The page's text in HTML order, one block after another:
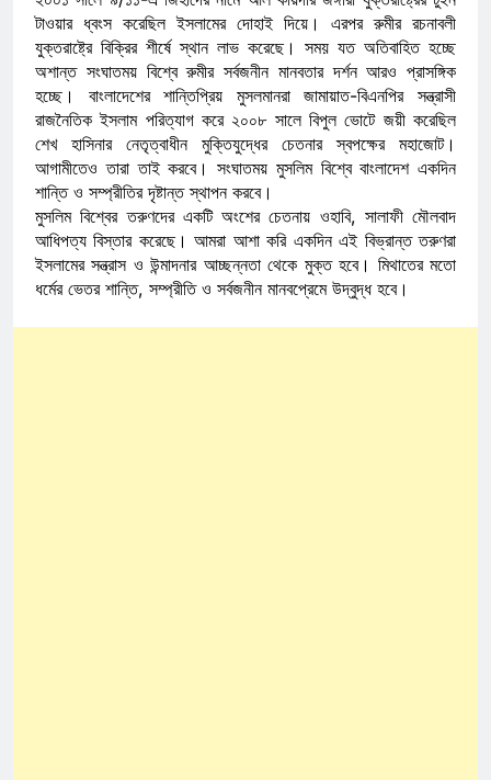
টাওয়ার ধ্বংস করেছিল ইসলামের দোহাই দিয়ে। এরপর রুমীর রচনাবলী
যুক্তরাষ্ট্রে বিক্রির শীর্ষে স্থান লাভ করেছে। সময় যত অতিবাহিত হচ্ছে
অশান্ত সংঘাতময় বিশ্বে রুমীর সর্বজনীন মানবতার দর্শন আরও প্রাসঙ্গিক
হচ্ছে। বাংলাদেশের শান্তিপ্রিয় মুসলমানরা জামায়াত-বিএনপির সন্ত্রাসী
রাজনৈতিক ইসলাম পরিত্যাগ করে ২০০৮ সালে বিপুল ভোটে জয়ী করেছিল
শেখ হাসিনার নেতৃত্বাধীন মুক্তিযুদ্ধের চেতনার স্বপক্ষের মহাজোট।
আগামীতেও তারা তাই করবে। সংঘাতময় মুসলিম বিশ্বে বাংলাদেশ একদিন
শান্তি ও সম্প্রীতির দৃষ্টান্ত স্থাপন করবে।
মুসলিম বিশ্বের তরুণদের একটি অংশের চেতনায় ওহাবি, সালাফী মৌলবাদ
আধিপত্য বিস্তার করেছে। আমরা আশা করি একদিন এই বিভ্রান্ত তরুণরা
ইসলামের সন্ত্রাস ও উন্মাদনার আচ্ছন্নতা থেকে মুক্ত হবে। মিথাতের মতো
ধর্মের ভেতর শান্তি, সম্প্রীতি ও সর্বজনীন মানবপ্রেমে উদ্বুদ্ধ হবে।